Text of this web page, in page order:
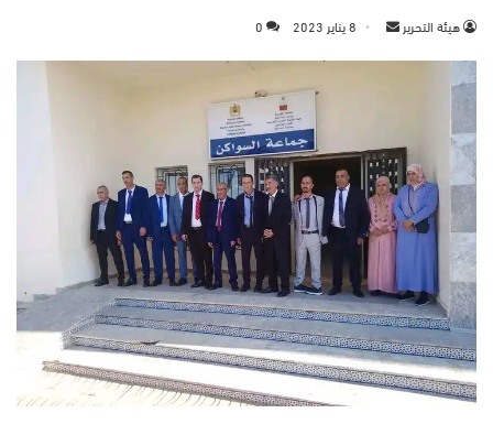
هيئة التحرير
ر
ي
د
ا
ل
ك
ت
ر
و
8 يناير 2023 0